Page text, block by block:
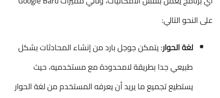
على النحو التالي:
لغة الحوار: يتمكن جوجل بارد من إنشاء المحادثات بشكل
طبيعي جدا بطريقة لامحدودة مع مستخدميه، حيث
يستطيع تجميع ما يريد أن يعرفه المستخدم من لغة الحوار